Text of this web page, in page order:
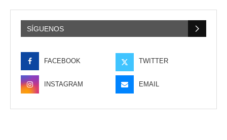
SÍGUENOS
FACEBOOK TWITTER
INSTAGRAM EMAIL